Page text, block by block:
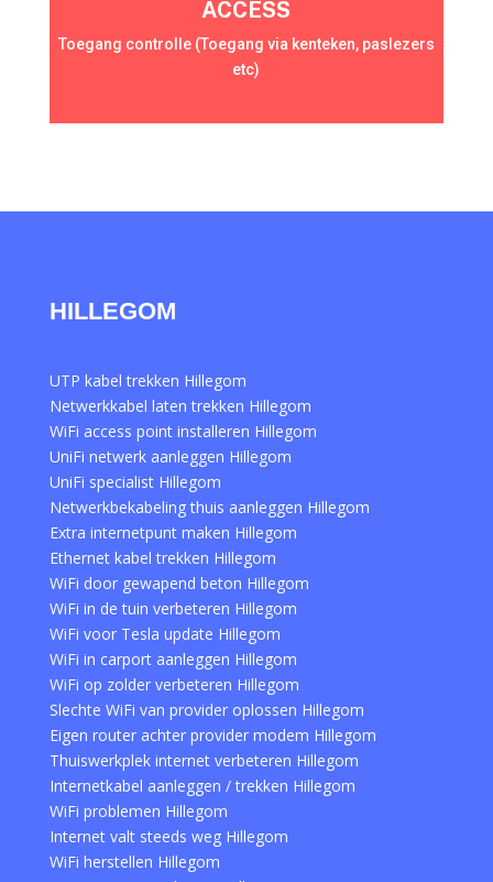
ACCESS
Toegang controlle (Toegang via kenteken, paslezers
etc)
HILLEGOM
UTP kabel trekken Hillegom
Netwerkkabel laten trekken Hillegom
WiFi access point installeren Hillegom
UniFi netwerk aanleggen Hillegom
UniFi specialist Hillegom
Netwerkbekabeling thuis aanleggen Hillegom
Extra internetpunt maken Hillegom
Ethernet kabel trekken Hillegom
WiFi door gewapend beton Hillegom
WiFi in de tuin verbeteren Hillegom
WiFi voor Tesla update Hillegom
WiFi in carport aanleggen Hillegom
WiFi op zolder verbeteren Hillegom
Slechte WiFi van provider oplossen Hillegom
Eigen router achter provider modem Hillegom
Thuiswerkplek internet verbeteren Hillegom
Internetkabel aanleggen / trekken Hillegom
WiFi problemen Hillegom
Internet valt steeds weg Hillegom
WiFi herstellen Hillegom